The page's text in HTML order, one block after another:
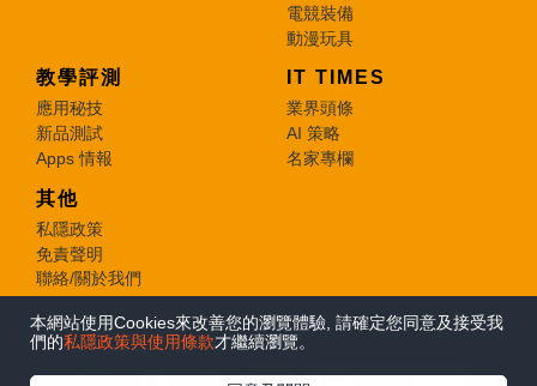
電競裝備
動漫玩具
教學評測
應用秘技
新品測試
Apps 情報
IT TIMES
業界頭條
AI 策略
名家專欄
其他
私隱政策
免責聲明
聯絡/關於我們
© 2026 e-zone. All Rights Reserved.
本網站使用Cookies來改善您的瀏覽體驗, 請確定您同意及接受我
們的私隱政策與使用條款才繼續瀏覽。